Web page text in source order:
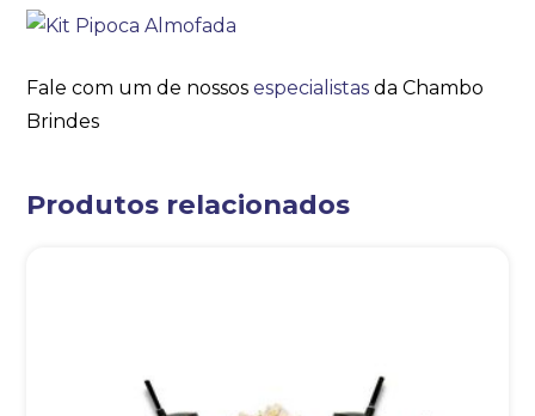
Fale com um de nossosespecialistas da Chambo
Brindes
Produtos relacionados